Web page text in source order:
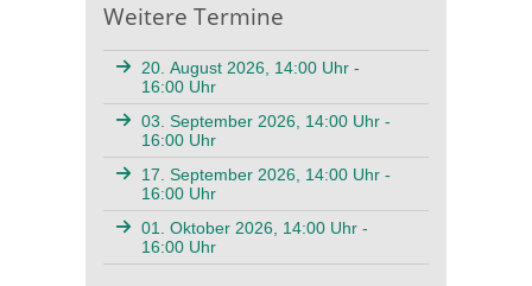
Weitere Termine
20. August 2026, 14:00 Uhr -
16:00 Uhr
03. September 2026, 14:00 Uhr -
16:00 Uhr
17. September 2026, 14:00 Uhr -
16:00 Uhr
01. Oktober 2026, 14:00 Uhr -
16:00 Uhr